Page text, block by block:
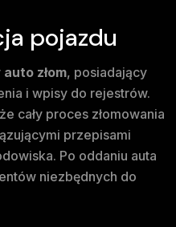
pojazdu
auto złom, posiadający
i wpisy do rejestrów.
cały proces złomowania
przepisami
Po oddaniu auta
niezbędnych do